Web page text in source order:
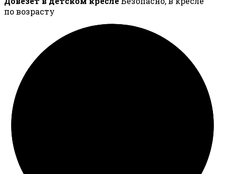
по возрасту